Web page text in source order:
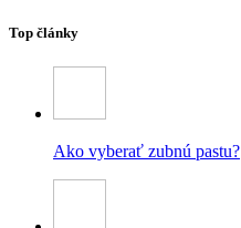
Top články
Ako vyberať zubnú pastu?